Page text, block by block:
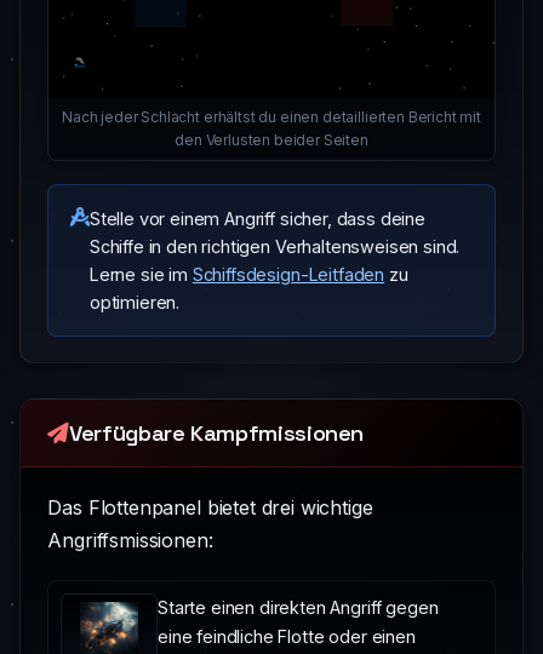
Nach jeder Schlacht erhältst du einen detaillierten Bericht mit
den Verlusten beider Seiten
Stelle vor einem Angriff sicher, dass deine
Schiffe in den richtigen Verhaltensweisen sind.
Lerne sie im Schiffsdesign-Leitfaden zu
optimieren.
Verfügbare Kampfmissionen
Das Flottenpanel bietet drei wichtige
Angriffsmissionen:
Starte einen direkten Angriff gegen
eine feindliche Flotte oder einen